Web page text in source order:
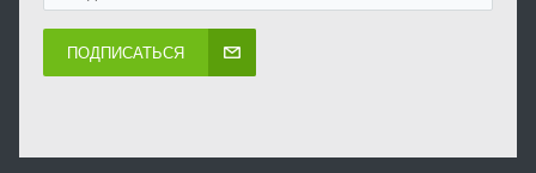
ПОДПИСАТЬСЯ